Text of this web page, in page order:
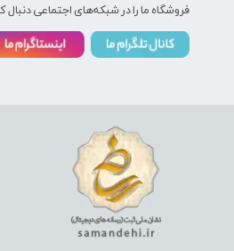
فروشگاه ما را در شبکه‌های اجتماعی دنبال